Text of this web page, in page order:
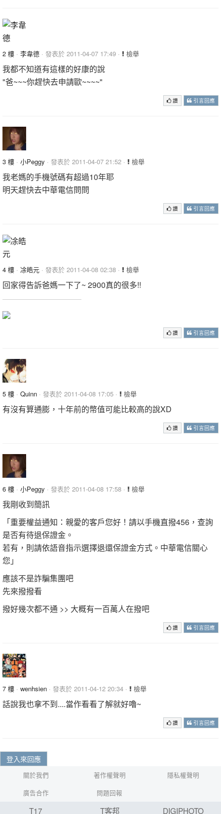
2 樓 · 李韋德 · 發表於 2011-04-07 17:49 · 檢舉
我都不知道有這樣的好康的說
"爸~~~你趕快去申請歐~~~~"
讚 引言回應
3 樓 · 小Peggy · 發表於 2011-04-07 21:52 · 檢舉
我老媽的手機號碼有超過10年耶
明天趕快去中華電信問問
讚 引言回應
4 樓 · 凃皓元 · 發表於 2011-04-08 02:38 · 檢舉
回家得告訴爸媽一下了~ 2900真的很多!!
讚 引言回應
5 樓 · Quinn · 發表於 2011-04-08 17:05 · 檢舉
有沒有算通膨，十年前的幣值可能比較高的說XD
讚 引言回應
6 樓 · 小Peggy · 發表於 2011-04-08 17:58 · 檢舉
我剛收到簡訊
「重要權益通知：親愛的客戶您好！請以手機直撥456，查詢
是否有待退保證金。
若有，則請依語音指示選擇退還保證金方式。中華電信關心
您」
應該不是詐騙集團吧
先來撥撥看
撥好幾次都不通 >> 大概有一百萬人在撥吧
讚 引言回應
7 樓 · wenhsien · 發表於 2011-04-12 20:34 · 檢舉
話說我也拿不到....當作看看了解就好嚕~
讚 引言回應
登入來回應
關於我們 著作權聲明
隱私權聲明
廣告合作
問題回報
T17 T客邦 DIGIPHOTO